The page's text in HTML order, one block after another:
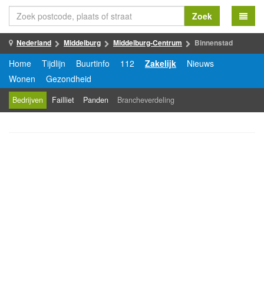
Zoek
Nederland Middelburg Middelburg-Centrum Binnenstad
Home Tijdlijn Buurtinfo 112 Zakelijk
Nieuws
Wonen
Gezondheid
Bedrijven Failliet Panden Brancheverdeling